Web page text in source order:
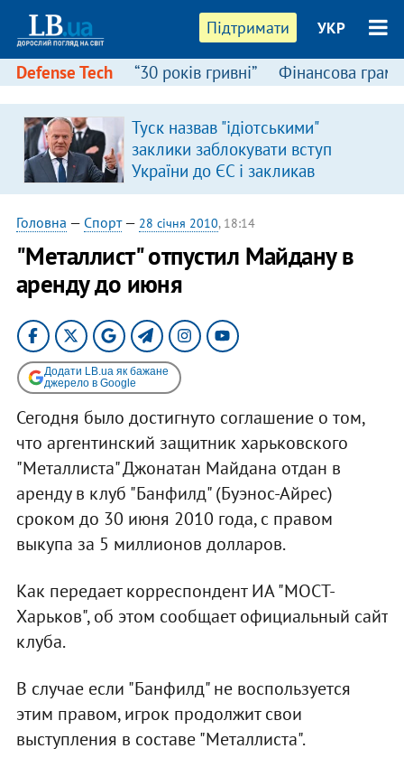
Підтримати УКР
Defense Tech “30 років гривні” Фінансова
Туск назвав "ідіотськими"
заклики заблокувати вступ
України до ЄС і закликав
припинити антиукраїнську
риторику
Головна — Спорт— 28 січня 2010, 18:14
"Металлист" отпустил Майдану в
аренду до июня
Додати LB.ua як бажане
джерело в Google
Сегодня было достигнуто соглашение о том,
что аргентинский защитник харьковского
"Металлиста" Джонатан Майдана отдан в
аренду в клуб "Банфилд" (Буэнос-Айрес)
сроком до 30 июня 2010 года, с правом
выкупа за 5 миллионов долларов.
Как передает корреспондент ИА "МОСТ-
Харьков", об этом сообщает официальный сайт
клуба.
В случае если "Банфилд" не воспользуется
этим правом, игрок продолжит свои
выступления в составе "Металлиста".